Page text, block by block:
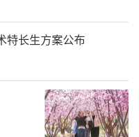
特长生方案公布